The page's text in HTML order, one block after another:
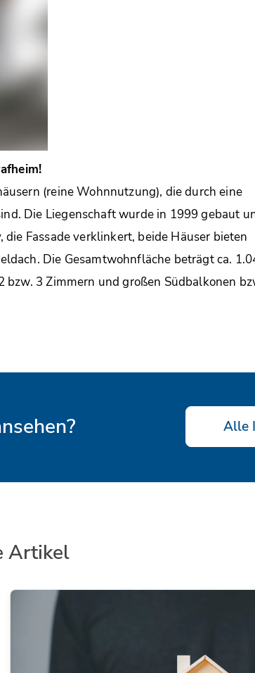
(reine Wohnnutzung), die durch eine
Die Liegenschaft wurde in 1999 gebaut
Fassade verklinkert, beide Häuser bieten
Die Gesamtwohnfläche beträgt ca.
3 Zimmern und großen Südbalkonen
Alle
Artikel